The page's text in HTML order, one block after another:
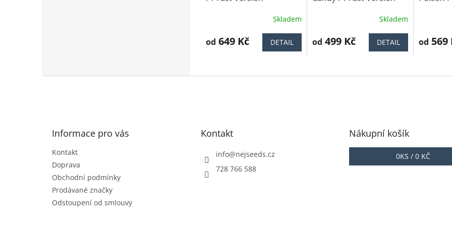
produktu
5
Skladem
od 649 Kč DETAIL
produktu
5
Skladem
od 499 Kč DETAIL
produktu
5
od 569
Informace pro vás
Kontakt
Doprava
Obchodní podmínky
Prodávané značky
Odstoupení od smlouvy
Kontakt
info@nejseeds.cz
728 766 588
Nákupní košík
0KS /0 KČ